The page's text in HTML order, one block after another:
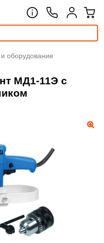
оборудование
МД1-11Э с